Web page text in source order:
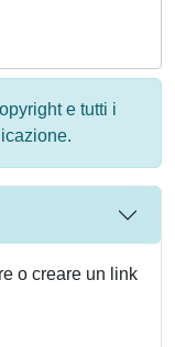
e tutti i
o creare un link